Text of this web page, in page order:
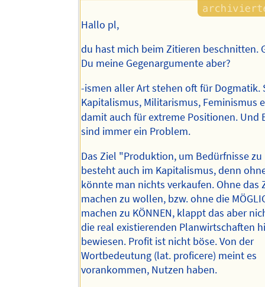
Hallo pl,
du hast mich beim Zitieren beschnitten.
Du meine Gegenargumente aber?
-ismen aller Art stehen oft für Dogmatik.
Kapitalismus, Militarismus, Feminismus
damit auch für extreme Positionen. Und
sind immer ein Problem.
Das Ziel "Produktion, um Bedürfnisse
besteht auch im Kapitalismus, denn
könnte man nichts verkaufen. Ohne das
machen zu wollen, bzw. ohne die
machen zu KÖNNEN, klappt das aber
die real existierenden Planwirtschaften
bewiesen. Profit ist nicht böse. Von der
Wortbedeutung (lat. proficere) meint es
vorankommen, Nutzen haben.